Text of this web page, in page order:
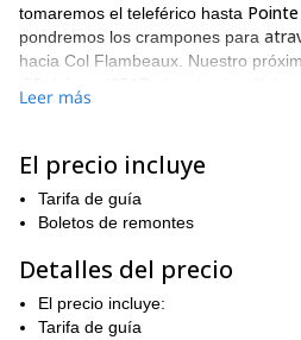
tomaremos el teleférico hasta
pondremos los crampones para
hacia Col Flambeaux. Nuestro
d’Entrèves (3604m)
refugioTorinopara un merecido
Necesitas tener una
de experiencia en montañismo
cumbre se vuelve más técnico y
Sin embargo, las vistas desde la
magnífica. ¡Vale todo el esfuerzo!
Leer más
El precio incluye
Tarifa de guía
Boletos de remontes
Detalles del precio
El precio incluye:
Tarifa de guía